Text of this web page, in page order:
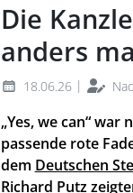
Die
anders
18.06.26 |
„Yes, we can“
passende rote
dem Deutschen
Richard Putz